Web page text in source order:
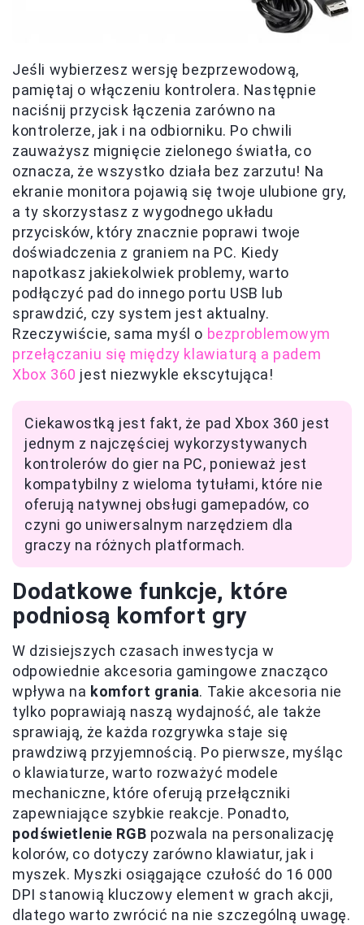
Jeśli wybierzesz wersję bezprzewodową,
pamiętaj o włączeniu kontrolera. Następnie
naciśnij przycisk łączenia zarówno na
kontrolerze, jak i na odbiorniku. Po chwili
zauważysz mignięcie zielonego światła, co
oznacza, że wszystko działa bez zarzutu! Na
ekranie monitora pojawią się twoje ulubione gry,
a ty skorzystasz z wygodnego układu
przycisków, który znacznie poprawi twoje
doświadczenia z graniem na PC. Kiedy
napotkasz jakiekolwiek problemy, warto
podłączyć pad do innego portu USB lub
sprawdzić, czy system jest aktualny.
Rzeczywiście, sama myśl o bezproblemowym
przełączaniu się między klawiaturą a padem
Xbox 360 jest niezwykle ekscytująca!
Ciekawostką jest fakt, że pad Xbox 360 jest
jednym z najczęściej wykorzystywanych
kontrolerów do gier na PC, ponieważ jest
kompatybilny z wieloma tytułami, które nie
oferują natywnej obsługi gamepadów, co
czyni go uniwersalnym narzędziem dla
graczy na różnych platformach.
Dodatkowe funkcje, które
podniosą komfort gry
W dzisiejszych czasach inwestycja w
odpowiednie akcesoria gamingowe znacząco
wpływa na komfort grania. Takie akcesoria nie
tylko poprawiają naszą wydajność, ale także
sprawiają, że każda rozgrywka staje się
prawdziwą przyjemnością. Po pierwsze, myśląc
o klawiaturze, warto rozważyć modele
mechaniczne, które oferują przełączniki
zapewniające szybkie reakcje. Ponadto,
podświetlenie RGB pozwala na personalizację
kolorów, co dotyczy zarówno klawiatur, jak i
myszek. Myszki osiągające czułość do 16 000
DPI stanowią kluczowy element w grach akcji,
dlatego warto zwrócić na nie szczególną uwagę.